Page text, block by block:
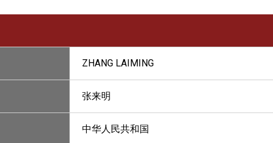
ZHANG LAIMING
张来明
中华人民共和国